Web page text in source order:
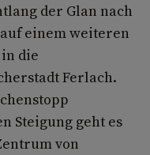
der Glan nach
einem weiteren
die
Ferlach.
Steigung geht es
von